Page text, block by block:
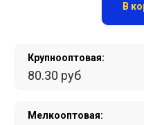
Крупнооптовая:
80.30 руб
Мелкооптовая:
В